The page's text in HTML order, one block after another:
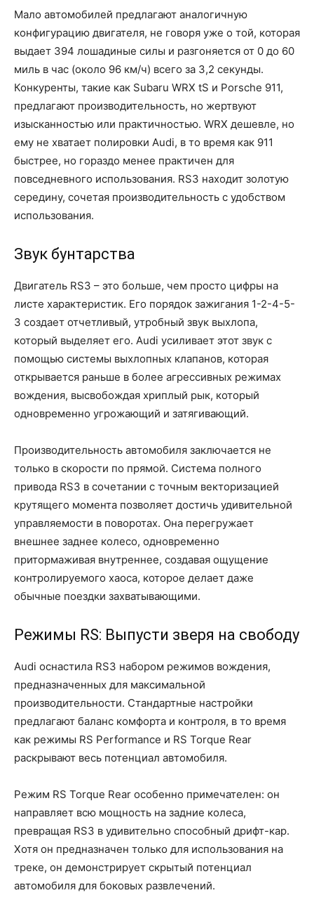
Мало автомобилей предлагают аналогичную
конфигурацию двигателя, не говоря уже о той, которая
выдает 394 лошадиные силы и разгоняется от 0 до 60
миль в час (около 96 км/ч) всего за 3,2 секунды.
Конкуренты, такие как Subaru WRX tS и Porsche 911,
предлагают производительность, но жертвуют
изысканностью или практичностью. WRX дешевле, но
ему не хватает полировки Audi, в то время как 911
быстрее, но гораздо менее практичен для
повседневного использования. RS3 находит золотую
середину, сочетая производительность с удобством
использования.
Звук бунтарства
Двигатель RS3 – это больше, чем просто цифры на
листе характеристик. Его порядок зажигания 1-2-4-5-
3 создает отчетливый, утробный звук выхлопа,
который выделяет его. Audi усиливает этот звук с
помощью системы выхлопных клапанов, которая
открывается раньше в более агрессивных режимах
вождения, высвобождая хриплый рык, который
одновременно угрожающий и затягивающий.
Производительность автомобиля заключается не
только в скорости по прямой. Система полного
привода RS3 в сочетании с точным векторизацией
крутящего момента позволяет достичь удивительной
управляемости в поворотах. Она перегружает
внешнее заднее колесо, одновременно
притормаживая внутреннее, создавая ощущение
контролируемого хаоса, которое делает даже
обычные поездки захватывающими.
Режимы RS: Выпусти зверя на свободу
Audi оснастила RS3 набором режимов вождения,
предназначенных для максимальной
производительности. Стандартные настройки
предлагают баланс комфорта и контроля, в то время
как режимы RS Performance и RS Torque Rear
раскрывают весь потенциал автомобиля.
Режим RS Torque Rear особенно примечателен: он
направляет всю мощность на задние колеса,
превращая RS3 в удивительно способный дрифт-кар.
Хотя он предназначен только для использования на
треке, он демонстрирует скрытый потенциал
автомобиля для боковых развлечений.